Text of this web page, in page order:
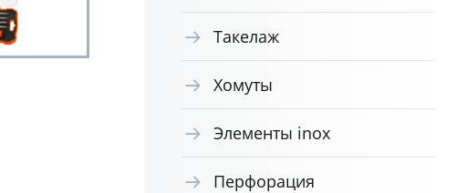
Такелаж
Хомуты
Элементы inox
Перфорация